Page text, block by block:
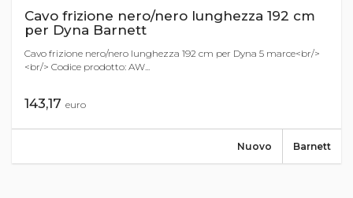
Cavo frizione nero/nero lunghezza 192 cm
per Dyna Barnett
Cavo frizione nero/nero lunghezza 192 cm per Dyna 5 marce<br/>
<br/> Codice prodotto: AW...
143,17 euro
Barnett
Nuovo